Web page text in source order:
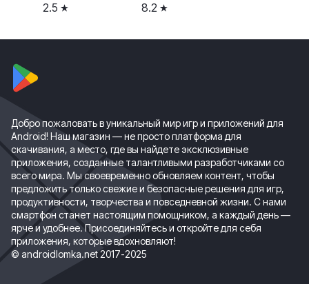
2.5
8.2
Добро пожаловать в уникальный мир игр и приложений для
Android! Наш магазин — не просто платформа для
скачивания, а место, где вы найдете эксклюзивные
приложения, созданные талантливыми разработчиками со
всего мира. Мы своевременно обновляем контент, чтобы
предложить только свежие и безопасные решения для игр,
продуктивности, творчества и повседневной жизни. С нами
смартфон станет настоящим помощником, а каждый день —
ярче и удобнее. Присоединяйтесь и откройте для себя
приложения, которые вдохновляют!
© androidlomka.net 2017-2025